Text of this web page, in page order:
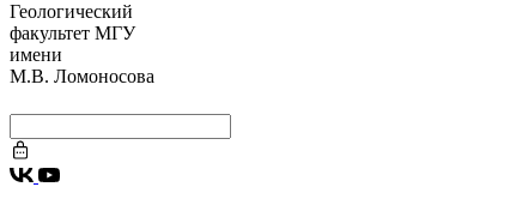
Геологический
факультет МГУ
имени
М.В. Ломоносова